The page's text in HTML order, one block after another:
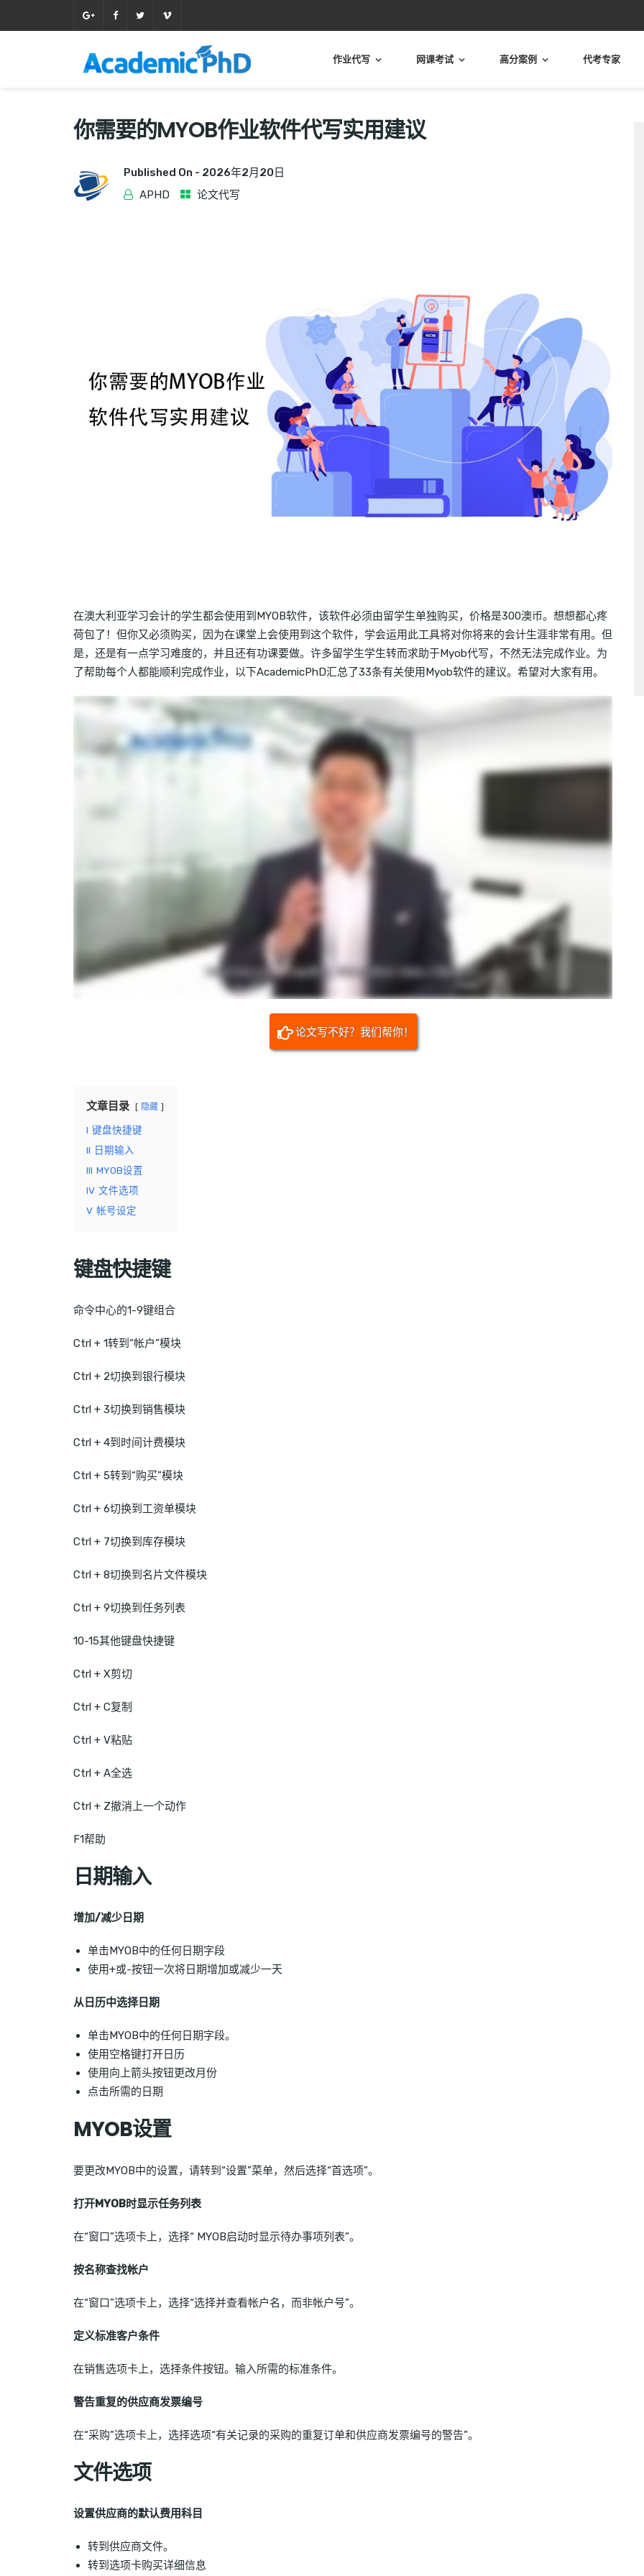
作业代写 网课考试 高分案例 代考专家
你需要的MYOB作业软件代写实用建议
Published On - 2026年2月20日
APHD
论文代写
在澳大利亚学习会计的学生都会使用到MYOB软件，该软件必须由留学生单独购买，价格是300澳币。想想都心疼
荷包了！但你又必须购买，因为在课堂上会使用到这个软件，学会运用此工具将对你将来的会计生涯非常有用。但
是，还是有一点学习难度的，并且还有功课要做。许多留学生学生转而求助于Myob代写，不然无法完成作业。为
了帮助每个人都能顺利完成作业，以下AcademicPhD汇总了33条有关使用Myob软件的建议。希望对大家有用。
论文写不好？我们帮你！
文章目录 隐藏
I 键盘快捷键
II 日期输入
III MYOB设置
IV 文件选项
V 帐号设定
键盘快捷键
命令中心的1-9键组合
Ctrl + 1转到“帐户”模块
Ctrl + 2切换到银行模块
Ctrl + 3切换到销售模块
Ctrl + 4到时间计费模块
Ctrl + 5转到“购买”模块
Ctrl + 6切换到工资单模块
Ctrl + 7切换到库存模块
Ctrl + 8切换到名片文件模块
Ctrl + 9切换到任务列表
10-15其他键盘快捷键
Ctrl + X剪切
Ctrl + C复制
Ctrl + V粘贴
Ctrl + A全选
Ctrl + Z撤消上一个动作
F1帮助
日期输入
增加/减少日期
单击MYOB中的任何日期字段
使用+或-按钮一次将日期增加或减少一天
从日历中选择日期
单击MYOB中的任何日期字段。
使用空格键打开日历
使用向上箭头按钮更改月份
点击所需的日期
MYOB设置
要更改MYOB中的设置，请转到“设置”菜单，然后选择“首选项”。
打开MYOB时显示任务列表
在“窗口”选项卡上，选择“ MYOB启动时显示待办事项列表”。
按名称查找帐户
在“窗口”选项卡上，选择“选择并查看帐户名，而非帐户号”。
定义标准客户条件
在销售选项卡上，选择条件按钮。输入所需的标准条件。
警告重复的供应商发票编号
在“采购”选项卡上，选择选项“有关记录的采购的重复订单和供应商发票编号的警告”。
文件选项
设置供应商的默认费用科目
转到供应商文件。
转到选项卡购买详细信息